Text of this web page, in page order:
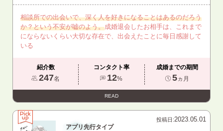
相談所での出会いで、深く人を好きになることはあるのだろう
か？という不安が嘘のよう。成婚退会したお相手は、これまで
にならないくらい大切な存在で、出会えたことに毎日感謝して
いる
紹介数
247名
コンタクト率
12%
成婚までの期間
5ヵ月
READ
投稿日:2023.05.01
アプリ先行タイプ